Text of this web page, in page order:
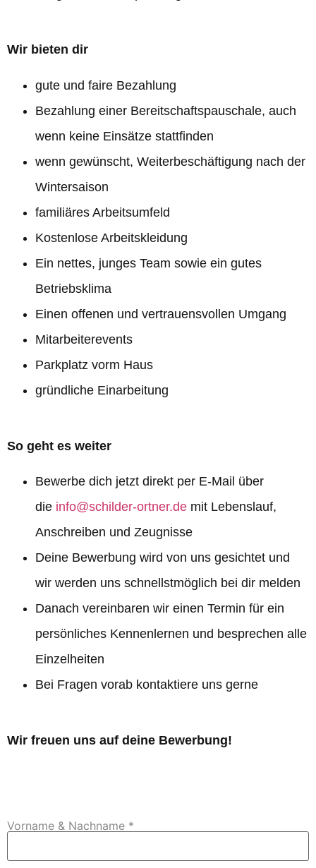
Wir bieten dir
gute und faire Bezahlung
Bezahlung einer Bereitschaftspauschale, auch
wenn keine Einsätze stattfinden
wenn gewünscht, Weiterbeschäftigung nach der
Wintersaison
familiäres Arbeitsumfeld
Kostenlose Arbeitskleidung
Ein nettes, junges Team sowie ein gutes
Betriebsklima
Einen offenen und vertrauensvollen Umgang
Mitarbeiterevents
Parkplatz vorm Haus
gründliche Einarbeitung
So geht es weiter
Bewerbe dich jetzt direkt per E-Mail über
die info@schilder-ortner.de mit Lebenslauf,
Anschreiben und Zeugnisse
Deine Bewerbung wird von uns gesichtet und
wir werden uns schnellstmöglich bei dir melden
Danach vereinbaren wir einen Termin für ein
persönliches Kennenlernen und besprechen alle
Einzelheiten
Bei Fragen vorab kontaktiere uns gerne
Wir freuen uns auf deine Bewerbung!
Vorname & Nachname *